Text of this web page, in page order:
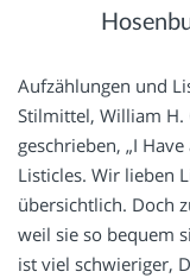
Aufzählungen und
Stilmittel, William H.
geschrieben, „I
Listicles. Wir lieben
übersichtlich. Doch
weil sie so bequem
ist viel schwieriger,